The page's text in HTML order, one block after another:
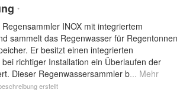
*
INOX mit integriertem
sammelt das Regenwasser für Regentonnen
Er besitzt einen integrierten
richtiger Installation ein Überlaufen der
Dieser Regenwassersammler b... Mehr
erstellt